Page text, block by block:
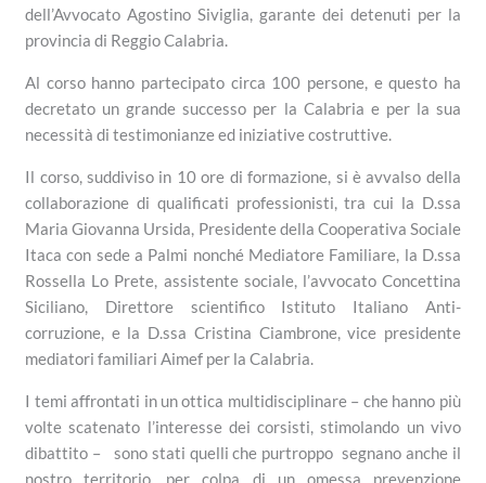
dell’Avvocato Agostino Siviglia, garante dei detenuti per la
provincia di Reggio Calabria.
Al corso hanno partecipato circa 100 persone, e questo ha
decretato un grande successo per la Calabria e per la sua
necessità di testimonianze ed iniziative costruttive.
Il corso, suddiviso in 10 ore di formazione, si è avvalso della
collaborazione di qualificati professionisti, tra cui la D.ssa
Maria Giovanna Ursida, Presidente della Cooperativa Sociale
Itaca con sede a Palmi nonché Mediatore Familiare, la D.ssa
Rossella Lo Prete, assistente sociale, l’avvocato Concettina
Siciliano, Direttore scientifico Istituto Italiano Anti-
corruzione, e la D.ssa Cristina Ciambrone, vice presidente
mediatori familiari Aimef per la Calabria.
I temi affrontati in un ottica multidisciplinare – che hanno più
volte scatenato l’interesse dei corsisti, stimolando un vivo
dibattito – sono stati quelli che purtroppo segnano anche il
nostro territorio, per colpa di un omessa prevenzione